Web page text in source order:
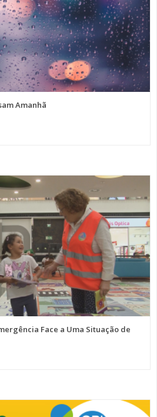
Amanhã
Face a Uma Situação de